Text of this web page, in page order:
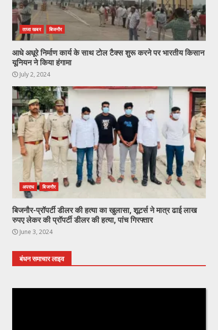
ताजा खबर बिजनौर
आधे अधूरे निर्माण कार्य के साथ टोल टैक्स शुरू करने पर भारतीय किसान
यूनियन ने किया हंगामा
July 2, 2024
अपराध बिजनौर
बिजनौर-प्रॉपर्टी डीलर की हत्या का खुलासा, शूटर्स ने मात्र ढाई लाख
रुपए लेकर की प्रॉपर्टी डीलर की हत्या, पांच गिरफ्तार
June 3, 2024
बंधन समाचार लाइव